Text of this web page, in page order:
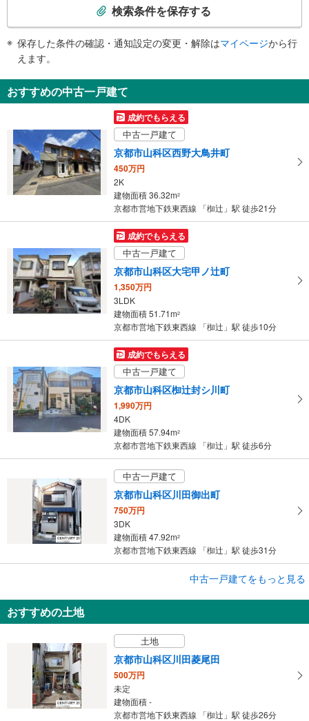
《車椅子対応》《ベビーベッド》《ベビーチェア》
その他
・ＡＥＤ
・点字案内板
知
を
け
取
る
・
条
イ
ペ
ー
ジ
に
存
る
検索条件を保存する
保存した条件の確認・通知設定の変更・解除はマイページから行
えます。
おすすめの中古一戸建て
成約でもらえる
中古一戸建て
京都市山科区西野大鳥井町
450万円
2K
建物面積 36.32m2
京都市営地下鉄東西線 「椥辻」駅 徒歩21分
成約でもらえる
中古一戸建て
京都市山科区大宅甲ノ辻町
1,350万円
3LDK
建物面積 51.71m2
京都市営地下鉄東西線 「椥辻」駅 徒歩10分
成約でもらえる
中古一戸建て
京都市山科区椥辻封シ川町
1,990万円
4DK
建物面積 57.94m2
京都市営地下鉄東西線 「椥辻」駅 徒歩6分
中古一戸建て
京都市山科区川田御出町
750万円
3DK
建物面積 47.92m2
京都市営地下鉄東西線 「椥辻」駅 徒歩31分
京都市山科区椥辻中在家町
建物面積 68.7m
京都市営地下鉄東西線 「椥辻」駅 徒歩9分
中古一戸建てをもっと見る
おすすめの土地
土地
京都市山科区川田菱尾田
500万円
未定
建物面積 -
京都市営地下鉄東西線 「椥辻」駅 徒歩26分